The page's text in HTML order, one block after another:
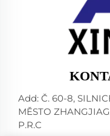
Add: Č. 60-8,
MĚSTO
P.R.C